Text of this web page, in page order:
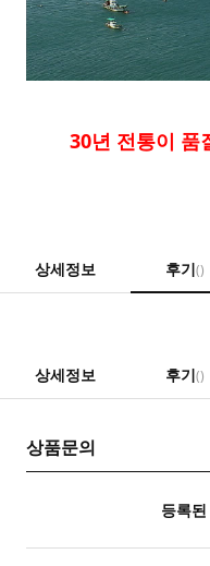
30년 전통이 품
상세정보 후기()
상세정보 후기()
상품문의
등록